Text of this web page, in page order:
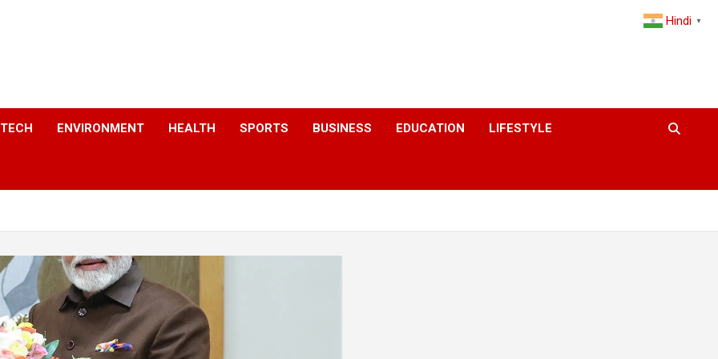
TECH ENVIRONMENT HEALTH SPORTS BUSINESS EDUCATION LIFESTYLE
Hindi ▼